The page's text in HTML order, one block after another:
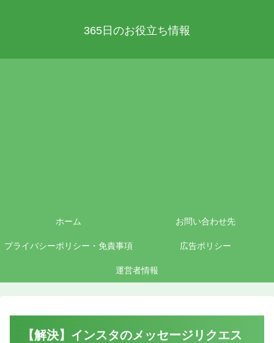
365日のお役立ち情報
ホーム お問い合わせ先
プライバシーポリシー・免責事項 広告ポリシー
運営者情報
【解決】インスタのメッセージリクエス